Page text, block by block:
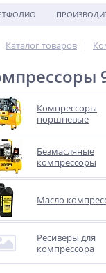
Каталог товаров
Компрессоры
поршневые
Безмасляные
компрессоры
Масло
Ресиверы для
компрессора